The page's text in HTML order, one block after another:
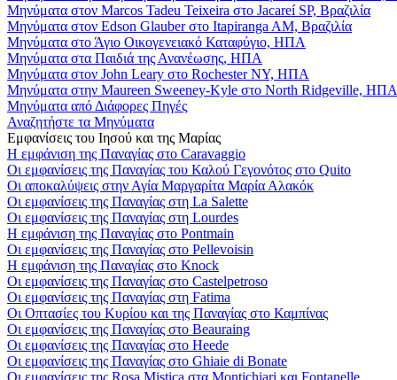
Μηνύματα στον Marcos Tadeu Teixeira στο Jacareí SP, Βραζιλία
Μηνύματα στον Edson Glauber στο Itapiranga AM, Βραζιλία
Μηνύματα στο Άγιο Οικογενειακό Καταφύγιο, ΗΠΑ
Μηνύματα στα Παιδιά της Ανανέωσης, ΗΠΑ
Μηνύματα στον John Leary στο Rochester NY, ΗΠΑ
Μηνύματα στην Maureen Sweeney-Kyle στο North Ridgeville, ΗΠΑ
Μηνύματα από Διάφορες Πηγές
Αναζητήστε τα Μηνύματα
Εμφανίσεις του Ιησού και της Μαρίας
Η εμφάνιση της Παναγίας στο Caravaggio
Οι εμφανίσεις της Παναγίας του Καλού Γεγονότος στο Quito
Οι αποκαλύψεις στην Αγία Μαργαρίτα Μαρία Αλακόκ
Οι εμφανίσεις της Παναγίας στη La Salette
Οι εμφανίσεις της Παναγίας στη Lourdes
Η εμφάνιση της Παναγίας στο Pontmain
Οι εμφανίσεις της Παναγίας στο Pellevoisin
Η εμφάνιση της Παναγίας στο Knock
Οι εμφανίσεις της Παναγίας στο Castelpetroso
Οι εμφανίσεις της Παναγίας στη Fatima
Οι Οπτασίες του Κυρίου και της Παναγίας στο Καμπίνας
Οι εμφανίσεις της Παναγίας στο Beauraing
Οι εμφανίσεις της Παναγίας στο Heede
Οι εμφανίσεις της Παναγίας στο Ghiaie di Bonate
Οι εμφανίσεις της Rosa Mistica στα Montichiari και Fontanelle